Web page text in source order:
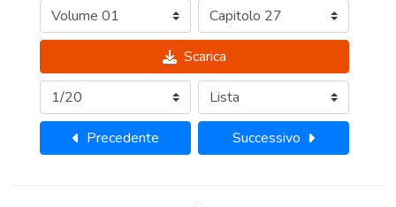
Scarica
Precedente Successivo